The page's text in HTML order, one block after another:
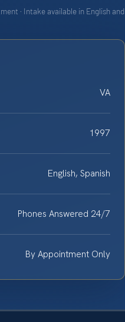
· Intake available in English and
VA
1997
English, Spanish
Phones Answered 24/7
By Appointment Only